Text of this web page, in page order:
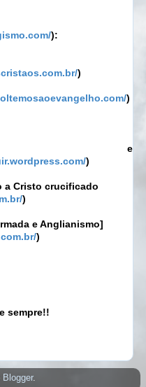
):
)
)
e
)
a Cristo crucificado
)
e Anglianismo]
)
sempre!!
Blogger.